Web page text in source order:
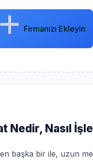
Firmanızı Ekleyin
Nedir, Nasıl
başka bir ile, uzun